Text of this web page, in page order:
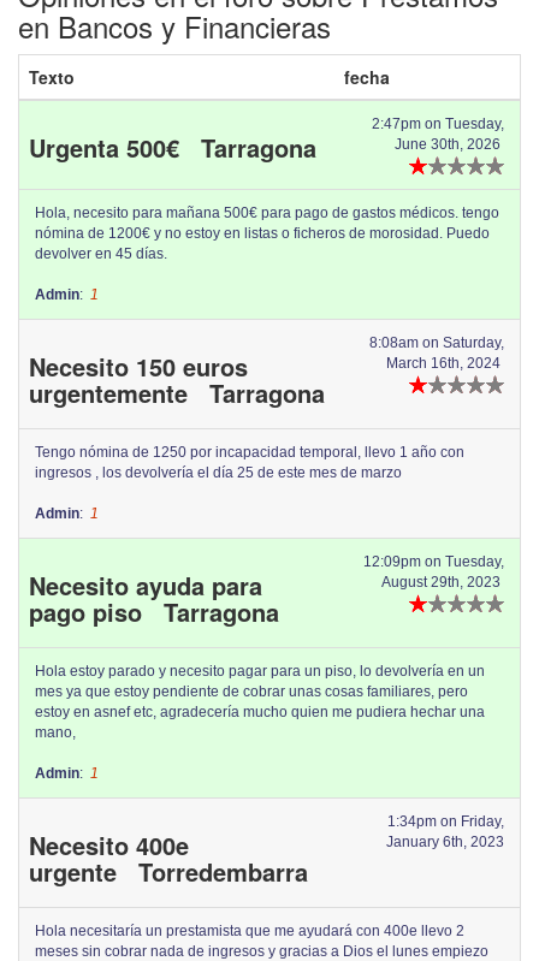
en Bancos y Financieras
Texto fecha
Urgenta 500€ Tarragona
2:47pm on Tuesday,
June 30th, 2026
Hola, necesito para mañana 500€ para pago de gastos médicos. tengo
nómina de 1200€ y no estoy en listas o ficheros de morosidad. Puedo
devolver en 45 días.
Admin: 1
Necesito 150 euros
urgentemente Tarragona
8:08am on Saturday,
March 16th, 2024
Tengo nómina de 1250 por incapacidad temporal, llevo 1 año con
ingresos , los devolvería el día 25 de este mes de marzo
Admin: 1
Necesito ayuda para
pago piso Tarragona
12:09pm on Tuesday,
August 29th, 2023
Hola estoy parado y necesito pagar para un piso, lo devolvería en un
mes ya que estoy pendiente de cobrar unas cosas familiares, pero
estoy en asnef etc, agradecería mucho quien me pudiera hechar una
mano,
Admin: 1
Necesito 400e
urgente Torredembarra
1:34pm on Friday,
January 6th, 2023
Hola necesitaría un prestamista que me ayudará con 400e llevo 2
meses sin cobrar nada de ingresos y gracias a Dios el lunes empiezo